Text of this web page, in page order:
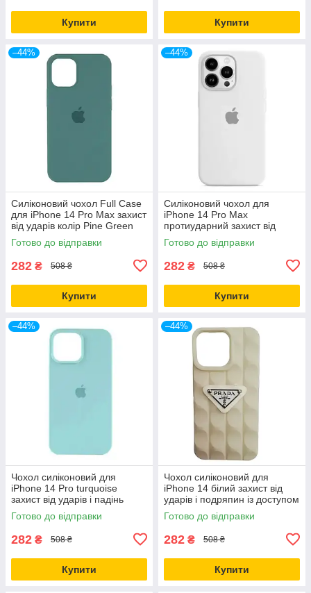
Купити Купити
–44%
Силіконовий чохол Full Case
для iPhone 14 Pro Max захист
від ударів колір Pine Green
Готово до відправки
282 ₴ 508 ₴
Купити
–44%
Силіконовий чохол для
iPhone 14 Pro Max
протиударний захист від
падінь колір Білий
Готово до відправки
282 ₴ 508 ₴
Купити
–44%
Чохол силіконовий для
iPhone 14 Pro turquoise
захист від ударів і падінь
легкий і міцний
Готово до відправки
282 ₴ 508 ₴
Купити
–44%
Чохол силіконовий для
iPhone 14 білий захист від
ударів і подряпин із доступом
до кнопок
Готово до відправки
282 ₴ 508 ₴
Купити